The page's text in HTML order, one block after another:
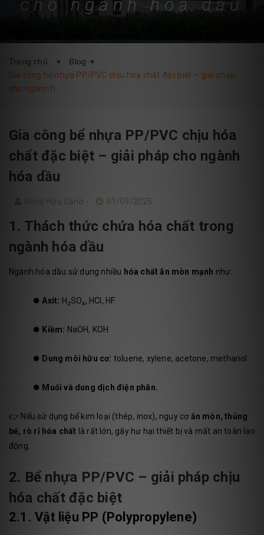
BLOG LIÊN HỆ
cho ngành hóa dầu
Trang chủ
Blog
Gia công bể nhựa PP/PVC chịu hóa chất đặc biệt – giải pháp
cho ngành h
Gia công bể nhựa PP/PVC chịu hóa
chất đặc biệt – giải pháp cho ngành
hóa dầu
Đồng Hữu Cảnh - 01/09/2025
1. Thách thức chứa hóa chất trong
ngành hóa dầu
Ngành hóa dầu sử dụng nhiều hóa chất ăn mòn mạnh như:
⏺️Axit: H₂SO₄, HCl, HF.
⏺️ Kiềm: NaOH, KOH.
⏺️ Dung môi hữu cơ: toluene, xylene, acetone, methanol.
⏺️ Muối và dung dịch điện phân.
👉 Nếu sử dụng bể kim loại (thép, inox), nguy cơ ăn mòn, thủng
bể, rò rỉ hóa chất là rất lớn, gây hư hại thiết bị và mất an toàn lao
động.
2. Bể nhựa PP/PVC – giải pháp chịu
hóa chất đặc biệt
2.1. Vật liệu PP (Polypropylene)